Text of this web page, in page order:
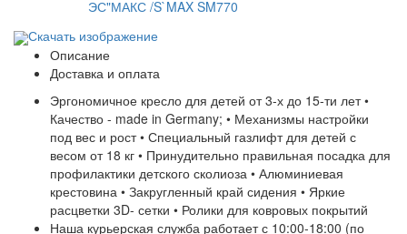
Скачать изображение
Описание
Доставка и оплата
Эргономичное кресло для детей от 3-х до 15-ти лет •
Качество - made in Germany; • Механизмы настройки
под вес и рост • Специальный газлифт для детей с
весом от 18 кг • Принудительно правильная посадка для
профилактики детского сколиоза • Алюминиевая
крестовина • Закругленный край сидения • Яркие
расцветки 3D- сетки • Ролики для ковровых покрытий
Наша курьерская служба работает с 10:00-18:00 (по